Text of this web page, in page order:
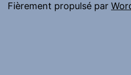
Fièrement propulsé par